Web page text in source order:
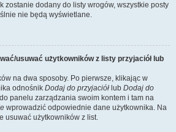
zostanie dodany do listy wrogów, wszystkie posty
nie będą wyświetlane.
usuwać użytkowników z listy przyjaciół lub
na dwa sposoby. Po pierwsze, klikając w
odnośnik Dodaj do przyjaciół lub Dodaj do
panelu zarządzania swoim kontem i tam na
wprowadzić odpowiednie dane użytkownika. Na
usuwać użytkowników z list.